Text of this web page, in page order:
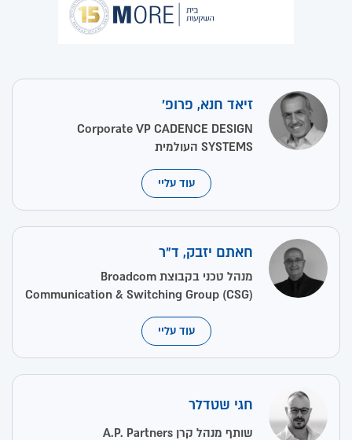
זיאד חנא, פרופ'
Corporate VP CADENCE DESIGN
SYSTEMS העולמית
עוד עליי
חאתם יזבק, ד"ר
מנהל טכני בקבוצת Broadcom
Communication & Switching Group (CSG)
עוד עליי
חגי שטדלר
שותף מנהל קרן A.P. Partners